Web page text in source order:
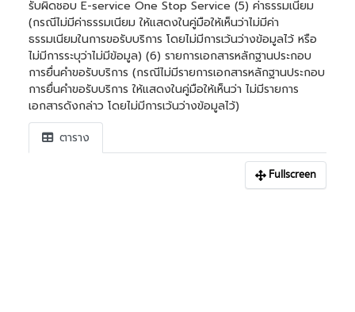
รับผิดชอบ E-service One Stop Service (5) ค่าธรรมเนียม
(กรณีไม่มีค่าธรรมเนียม ให้แสดงในคู่มือให้เห็นว่าไม่มีค่า
ธรรมเนียมในการขอรับบริการ โดยไม่มีการเว้นว่างข้อมูลไว้ หรือ
ไม่มีการระบุว่าไม่มีข้อมูล) (6) รายการเอกสารหลักฐานประกอบ
การยื่นคำขอรับบริการ (กรณีไม่มีรายการเอกสารหลักฐานประกอบ
การยื่นคำขอรับบริการ ให้แสดงในคู่มือให้เห็นว่า ไม่มีรายการ
เอกสารดังกล่าว โดยไม่มีการเว้นว่างข้อมูลไว้)
ตาราง
Fullscreen